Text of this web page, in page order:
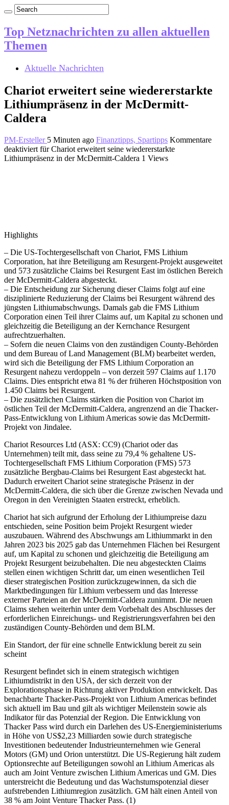
Top Netznachrichten zu allen aktuellen
Themen
Aktuelle Nachrichten
Chariot erweitert seine wiedererstarkte
Lithiumpräsenz in der McDermitt-
Caldera
PM-Ersteller 5 Minuten ago Finanztipps, Spartipps Kommentare
deaktiviert für Chariot erweitert seine wiedererstarkte
Lithiumpräsenz in der McDermitt-Caldera 1 Views
Highlights
– Die US-Tochtergesellschaft von Chariot, FMS Lithium
Corporation, hat ihre Beteiligung am Resurgent-Projekt ausgeweitet
und 573 zusätzliche Claims bei Resurgent East im östlichen Bereich
der McDermitt-Caldera abgesteckt.
– Die Entscheidung zur Sicherung dieser Claims folgt auf eine
disziplinierte Reduzierung der Claims bei Resurgent während des
jüngsten Lithiumabschwungs. Damals gab die FMS Lithium
Corporation einen Teil ihrer Claims auf, um Kapital zu schonen und
gleichzeitig die Beteiligung an der Kernchance Resurgent
aufrechtzuerhalten.
– Sofern die neuen Claims von den zuständigen County-Behörden
und dem Bureau of Land Management (BLM) bearbeitet werden,
wird sich die Beteiligung der FMS Lithium Corporation an
Resurgent nahezu verdoppeln – von derzeit 597 Claims auf 1.170
Claims. Dies entspricht etwa 81 % der früheren Höchstposition von
1.450 Claims bei Resurgent.
– Die zusätzlichen Claims stärken die Position von Chariot im
östlichen Teil der McDermitt-Caldera, angrenzend an die Thacker-
Pass-Entwicklung von Lithium Americas sowie das McDermitt-
Projekt von Jindalee.
Chariot Resources Ltd (ASX: CC9) (Chariot oder das
Unternehmen) teilt mit, dass seine zu 79,4 % gehaltene US-
Tochtergesellschaft FMS Lithium Corporation (FMS) 573
zusätzliche Bergbau-Claims bei Resurgent East abgesteckt hat.
Dadurch erweitert Chariot seine strategische Präsenz in der
McDermitt-Caldera, die sich über die Grenze zwischen Nevada und
Oregon in den Vereinigten Staaten erstreckt, erheblich.
Chariot hat sich aufgrund der Erholung der Lithiumpreise dazu
entschieden, seine Position beim Projekt Resurgent wieder
auszubauen. Während des Abschwungs am Lithiummarkt in den
Jahren 2023 bis 2025 gab das Unternehmen Flächen bei Resurgent
auf, um Kapital zu schonen und gleichzeitig die Beteiligung am
Projekt Resurgent beizubehalten. Die neu abgesteckten Claims
stellen einen wichtigen Schritt dar, um einen wesentlichen Teil
dieser strategischen Position zurückzugewinnen, da sich die
Marktbedingungen für Lithium verbessern und das Interesse
externer Parteien an der McDermitt-Caldera zunimmt. Die neuen
Claims stehen weiterhin unter dem Vorbehalt des Abschlusses der
erforderlichen Einreichungs- und Registrierungsverfahren bei den
zuständigen County-Behörden und dem BLM.
Ein Standort, der für eine schnelle Entwicklung bereit zu sein
scheint
Resurgent befindet sich in einem strategisch wichtigen
Lithiumdistrikt in den USA, der sich derzeit von der
Explorationsphase in Richtung aktiver Produktion entwickelt. Das
benachbarte Thacker-Pass-Projekt von Lithium Americas befindet
sich aktuell im Bau und gilt als wichtiger Meilenstein sowie als
Indikator für das Potenzial der Region. Die Entwicklung von
Thacker Pass wird durch ein Darlehen des US-Energieministeriums
in Höhe von US$2,23 Milliarden sowie durch strategische
Investitionen bedeutender Industrieunternehmen wie General
Motors (GM) und Orion unterstützt. Die US-Regierung hält zudem
Optionsrechte auf Beteiligungen sowohl an Lithium Americas als
auch am Joint Venture zwischen Lithium Americas und GM. Dies
unterstreicht die Bedeutung und das Wachstumspotenzial dieser
aufstrebenden Lithiumregion zusätzlich. GM hält einen Anteil von
38 % am Joint Venture Thacker Pass. (1)